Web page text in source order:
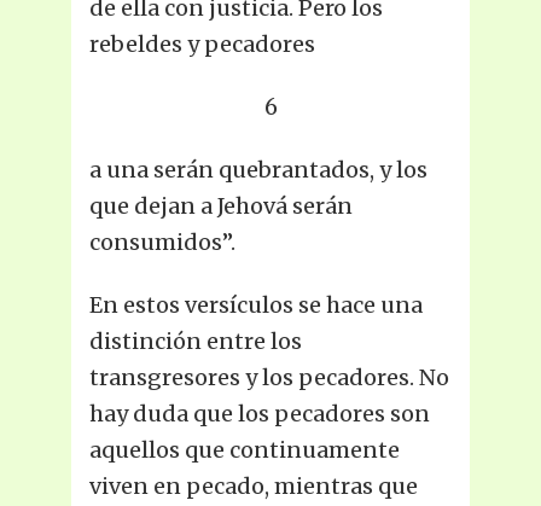
de ella con justicia. Pero los
rebeldes y pecadores
6
a una serán quebrantados, y los
que dejan a Jehová serán
consumidos”.
En estos versículos se hace una
distinción entre los
transgresores y los pecadores. No
hay duda que los pecadores son
aquellos que continuamente
viven en pecado, mientras que